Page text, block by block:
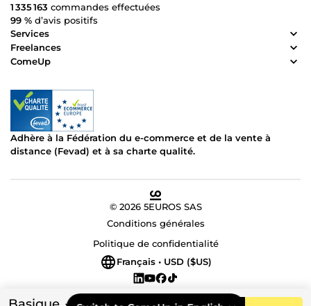
1 335 163 commandes effectuées
99 % d’avis positifs
Services
Freelances
ComeUp
Adhère à la Fédération du e-commerce et de la vente à
distance (Fevad) et à sa charte qualité.
© 2026 5EUROS SAS
Conditions générales
Politique de confidentialité
Français • USD ($US)